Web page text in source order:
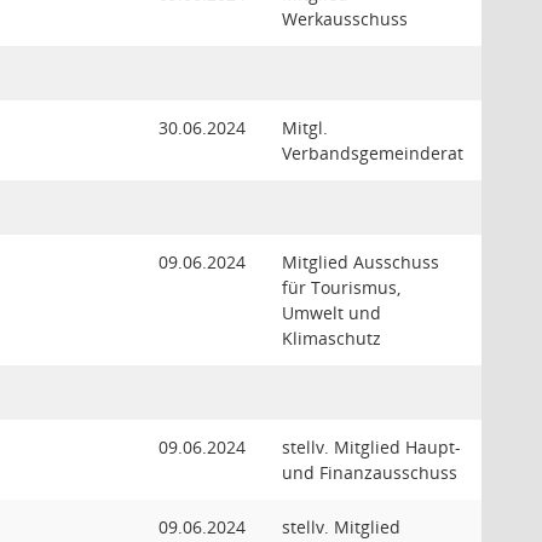
Werkausschuss
30.06.2024
Mitgl.
Verbandsgemeinderat
09.06.2024
Mitglied Ausschuss
für Tourismus,
Umwelt und
Klimaschutz
09.06.2024
stellv. Mitglied Haupt-
und Finanzausschuss
09.06.2024
stellv. Mitglied